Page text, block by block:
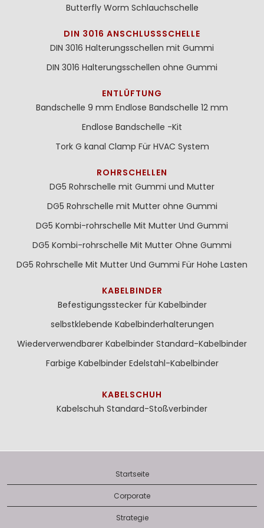
Butterfly Worm Schlauchschelle
DIN 3016 ANSCHLUSSSCHELLE
DIN 3016 Halterungsschellen mit Gummi
DIN 3016 Halterungsschellen ohne Gummi
ENTLÜFTUNG
Bandschelle 9 mm Endlose Bandschelle 12 mm
Endlose Bandschelle -Kit
Tork G kanal Clamp Für HVAC System
ROHRSCHELLEN
DG5 Rohrschelle mit Gummi und Mutter
DG5 Rohrschelle mit Mutter ohne Gummi
DG5 Kombi-rohrschelle Mit Mutter Und Gummi
DG5 Kombi-rohrschelle Mit Mutter Ohne Gummi
DG5 Rohrschelle Mit Mutter Und Gummi Für Hohe Lasten
KABELBINDER
Befestigungsstecker für Kabelbinder
selbstklebende Kabelbinderhalterungen
Wiederverwendbarer Kabelbinder Standard-Kabelbinder
Farbige Kabelbinder Edelstahl-Kabelbinder
KABELSCHUH
Kabelschuh Standard-Stoßverbinder
Startseite
Corporate
Strategie